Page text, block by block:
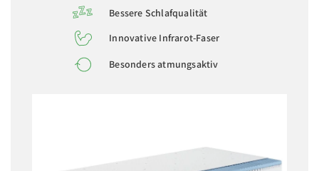
Bessere Schlafqualität
Innovative Infrarot-Faser
Besonders atmungsaktiv